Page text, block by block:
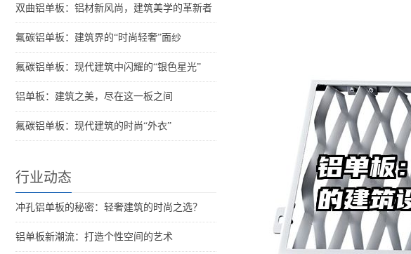
双曲铝单板：铝材新风尚，建筑美学的革新者
氟碳铝单板：建筑界的“时尚轻奢”面纱
氟碳铝单板：现代建筑中闪耀的“银色星光”
铝单板：建筑之美，尽在这一板之间
氟碳铝单板：现代建筑的时尚“外衣”
行业动态
冲孔铝单板的秘密：轻奢建筑的时尚之选？
铝单板新潮流：打造个性空间的艺术